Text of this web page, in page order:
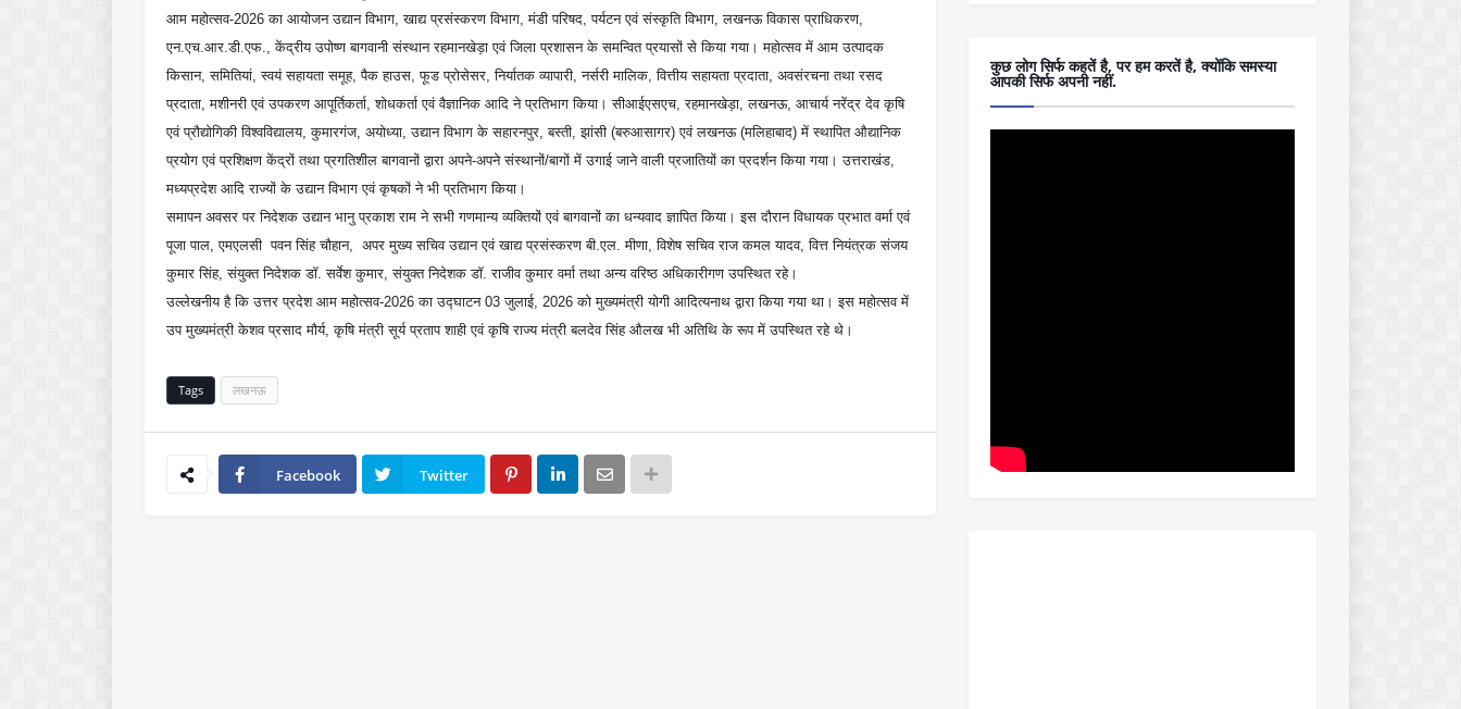
आम महोत्सव-2026 का आयोजन उद्यान विभाग, खाद्य प्रसंस्करण विभाग, मंडी परिषद, पर्यटन एवं संस्कृति विभाग, लखनऊ विकास प्राधिकरण,
एन.एच.आर.डी.एफ., केंद्रीय उपोष्ण बागवानी संस्थान रहमानखेड़ा एवं जिला प्रशासन के समन्वित प्रयासों से किया गया। महोत्सव में आम उत्पादक
किसान, समितियां, स्वयं सहायता समूह, पैक हाउस, फूड प्रोसेसर, निर्यातक व्यापारी, नर्सरी मालिक, वित्तीय सहायता प्रदाता, अवसंरचना तथा रसद
प्रदाता, मशीनरी एवं उपकरण आपूर्तिकर्ता, शोधकर्ता एवं वैज्ञानिक आदि ने प्रतिभाग किया। सीआईएसएच, रहमानखेड़ा, लखनऊ, आचार्य नरेंद्र देव कृषि
एवं प्रौद्योगिकी विश्वविद्यालय, कुमारगंज, अयोध्या, उद्यान विभाग के सहारनपुर, बस्ती, झांसी (बरुआसागर) एवं लखनऊ (मलिहाबाद) में स्थापित औद्यानिक
प्रयोग एवं प्रशिक्षण केंद्रों तथा प्रगतिशील बागवानों द्वारा अपने-अपने संस्थानों/बागों में उगाई जाने वाली प्रजातियों का प्रदर्शन किया गया। उत्तराखंड,
मध्यप्रदेश आदि राज्यों के उद्यान विभाग एवं कृषकों ने भी प्रतिभाग किया।
समापन अवसर पर निदेशक उद्यान भानु प्रकाश राम ने सभी गणमान्य व्यक्तियों एवं बागवानों का धन्यवाद ज्ञापित किया। इस दौरान विधायक प्रभात वर्मा एवं
पूजा पाल, एमएलसी पवन सिंह चौहान, अपर मुख्य सचिव उद्यान एवं खाद्य प्रसंस्करण बी.एल. मीणा, विशेष सचिव राज कमल यादव, वित्त नियंत्रक संजय
कुमार सिंह, संयुक्त निदेशक डॉ. सर्वेश कुमार, संयुक्त निदेशक डॉ. राजीव कुमार वर्मा तथा अन्य वरिष्ठ अधिकारीगण उपस्थित रहे।
उल्लेखनीय है कि उत्तर प्रदेश आम महोत्सव-2026 का उद्घाटन 03 जुलाई, 2026 को मुख्यमंत्री योगी आदित्यनाथ द्वारा किया गया था। इस महोत्सव में
उप मुख्यमंत्री केशव प्रसाद मौर्य, कृषि मंत्री सूर्य प्रताप शाही एवं कृषि राज्य मंत्री बलदेव सिंह औलख भी अतिथि के रूप में उपस्थित रहे थे।
Tags लखनऊ
Facebook Twitter
कुछ लोग सिर्फ कहतें है, पर हम करतें है, क्योंकि समस्या
आपकी सिर्फ अपनी नहीं.